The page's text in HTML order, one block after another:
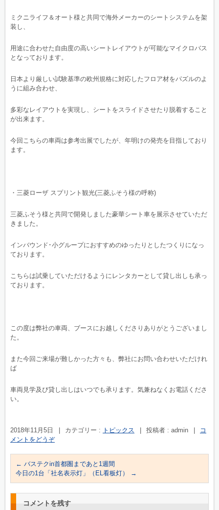
ミクニライフ＆オート様と共同で海外メーカーのシートシステムを架
装し、
用途に合わせた自由度の高いシートレイアウトが可能なマイクロバス
となっております。
日本より厳しい試験基準の欧州規格に対応したフロア材をパズルのよ
うに組み合わせ、
多彩なレイアウトを実現し、シートをスライドさせたり脱着すること
が出来ます。
今回こちらの車両は参考出展でしたが、年明けの発売を目指しており
ます。
・三菱ローザ スプリント観光(三菱ふそう様の呼称)
三菱ふそう様と共同で開発しました豪華シート車を展示させていただ
きました。
インバウンド･小グループにおすすめのゆったりとしたつくりになっ
ております。
こちらは試乗していただけるようにレンタカーとして貸し出しも承っ
ております。
この度は弊社の車両、ブースにお越しくださりありがとうございまし
た。
また今回ご来場が難しかった方々も、弊社にお問い合わせいただけれ
ば
車両見学及び貸し出しはいつでも承ります。気兼ねなくお電話くださ
い。
2018年11月5日 カテゴリー : トピックス 投稿者 : admin
コ
メントをどうぞ
← バステクin首都圏まであと1週間
今日の1台「社名表示灯」（EL看板灯）
→
コメントを残す